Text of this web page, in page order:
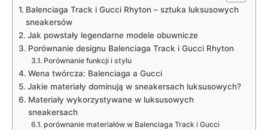
Balenciaga Track i Gucci Rhyton – sztuka luksusowych
sneakersów
Jak powstały legendarne modele obuwnicze
Porównanie designu Balenciaga Track i Gucci Rhyton
Porównanie funkcji i stylu
Wena twórcza: Balenciaga a Gucci
Jakie materiały dominują w sneakersach luksusowych?
Materiały wykorzystywane w luksusowych
sneakersach
porównanie materiałów w Balenciaga Track i Gucci